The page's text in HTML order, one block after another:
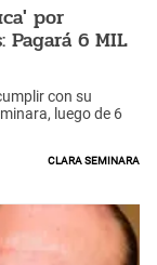
por
6 MIL
con su
luego de 6
Clara Seminara